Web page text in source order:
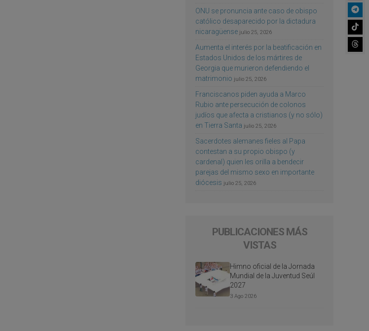
ONU se pronuncia ante caso de obispo
católico desaparecido por la dictadura
nicaragüense julio 25, 2026
Aumenta el interés por la beatificación en
Estados Unidos de los mártires de
Georgia que murieron defendiendo el
matrimonio julio 25, 2026
Franciscanos piden ayuda a Marco
Rubio ante persecución de colonos
judíos que afecta a cristianos (y no sólo)
en Tierra Santa julio 25, 2026
Sacerdotes alemanes fieles al Papa
contestan a su propio obispo (y
cardenal) quien les orilla a bendecir
parejas del mismo sexo en importante
diócesis julio 25, 2026
PUBLICACIONES MÁS
VISTAS
Himno oficial de la Jornada
Mundial de la Juventud Seúl
2027
3 Ago 2026